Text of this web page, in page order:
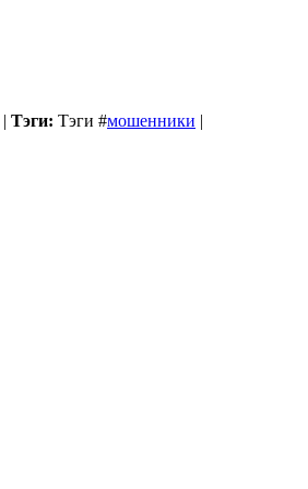
| Тэги: Тэги #мошенники |